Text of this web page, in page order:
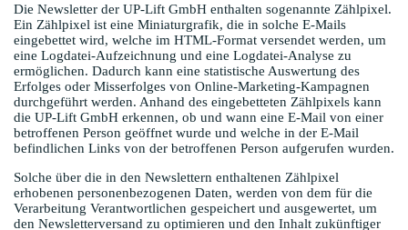
Die Newsletter der UP-Lift GmbH enthalten sogenannte Zählpixel.
Ein Zählpixel ist eine Miniaturgrafik, die in solche E-Mails
eingebettet wird, welche im HTML-Format versendet werden, um
eine Logdatei-Aufzeichnung und eine Logdatei-Analyse zu
ermöglichen. Dadurch kann eine statistische Auswertung des
Erfolges oder Misserfolges von Online-Marketing-Kampagnen
durchgeführt werden. Anhand des eingebetteten Zählpixels kann
die UP-Lift GmbH erkennen, ob und wann eine E-Mail von einer
betroffenen Person geöffnet wurde und welche in der E-Mail
befindlichen Links von der betroffenen Person aufgerufen wurden.
Solche über die in den Newslettern enthaltenen Zählpixel
erhobenen personenbezogenen Daten, werden von dem für die
Verarbeitung Verantwortlichen gespeichert und ausgewertet, um
den Newsletterversand zu optimieren und den Inhalt zukünftiger